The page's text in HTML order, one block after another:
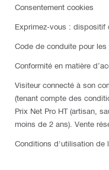
Consentement cookies
Exprimez-vous : dispositif
Code de conduite pour les
Conformité en matière
Visiteur connecté à son
(tenant compte des
Prix Net Pro HT (artisan,
moins de 2 ans). Vente
Conditions d'utilisation de